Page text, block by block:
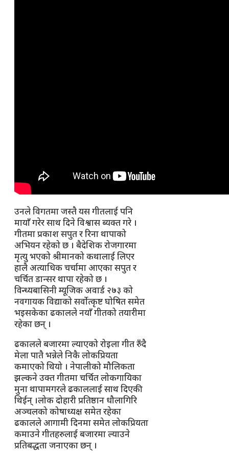
उनले विगतमा जस्तै यस गीतलाई पनि
मायाँ गरेर साथ दिने विश्वास ब्यक्त गरे ।
गीतमा प्रकाश सपुत र रिना थापाको
अभियन रहेको छ । बैदेशिक रोजगारमा
मृत्यु भएको श्रीमानको कथालाई लिएर
हालै अत्याधिक चर्चामा आएका सपुत र
चर्चित डान्सर थापा रहेको छ ।
विन्ध्यबासिनी म्यूजिक अवार्ड २७३ को
नवगायक विद्याको सर्वोत्कृष्ट घोषित समेत
भइसकेका ढकालले नयाँ गीतको तयारीमा
रहेका छन् ।
ढकालले बजारमा ल्याएको रोइला गीत रुँदै
मेला पातै भन्नेले निकै लोकप्रियता
कमाएको थियो । नेपालीको मौलिकता
झल्कने उक्त गीतमा चर्चित लोकगायिका
मुना थापामगरले ढकाललाई साथ दिएकी
थिईन् ।लोक दोहारी प्रतिष्ठान धौलागिरि
अञ्चलको कोषाध्यक्ष समेत रहेका
ढकालले आगामी दिनमा समेत लोकप्रियता
कमाउने गीतहरुलाई बजारमा ल्याउने
प्रतिबद्धता जनाएका छन् ।